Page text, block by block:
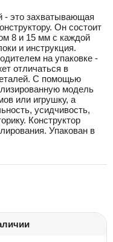
- это захватывающая
Он состоит
8 и 15 мм с каждой
и инструкция.
на упаковке -
отличаться в
С помощью
модель
или игрушку, а
усидчивость,
Конструктор
Упакован в